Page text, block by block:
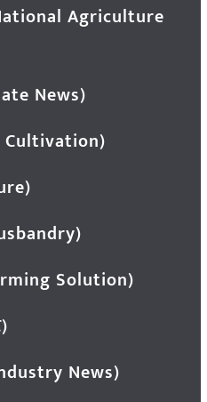
(National Agriculture
News)
Solution)
News)